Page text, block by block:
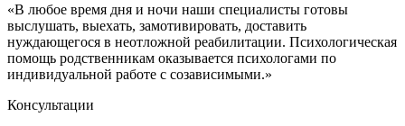
«В любое время дня и ночи наши специалисты готовы
выслушать, выехать, замотивировать, доставить
нуждающегося в неотложной реабилитации. Психологическая
помощь родственникам оказывается психологами по
индивидуальной работе с созависимыми.»
Консультации